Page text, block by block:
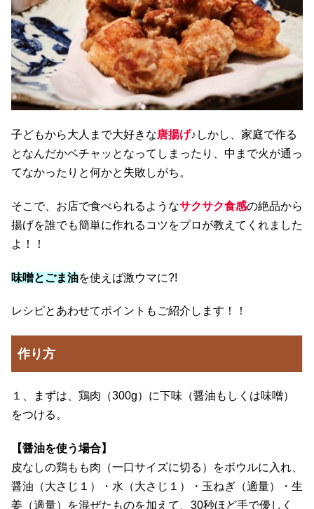
子どもから大人まで大好きな唐揚げ♪しかし、家庭で作る
となんだかベチャッとなってしまったり、中まで火が通っ
てなかったりと何かと失敗しがち。
そこで、お店で食べられるようなサクサク食感の絶品から
揚げを誰でも簡単に作れるコツをプロが教えてくれました
よ！！
味噌とごま油を使えば激ウマに?!
レシピとあわせてポイントもご紹介します！！
作り方
１、まずは、鶏肉（300g）に下味（醤油もしくは味噌）
をつける。
【醤油を使う場合】
皮なしの鶏もも肉（一口サイズに切る）をボウルに入れ、
醤油（大さじ１）・水（大さじ１）・玉ねぎ（適量）・生
姜（適量）を混ぜたものを加えて、30秒ほど手で優しく